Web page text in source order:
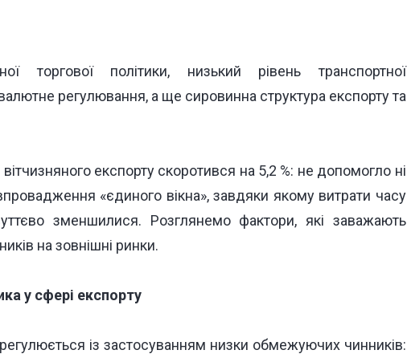
торгової політики, низький рівень транспортної
регулювання, а ще сировинна структура експорту та
експорту скоротився на 5,2 %: не допомогло ні
«єдиного вікна», завдяки якому витрати часу
зменшилися. Розглянемо фактори, які заважають
на зовнішні ринки.
у сфері експорту
регулюється із застосуванням низки обмежуючих чинників: